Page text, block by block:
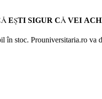
EŞTI SIGUR CĂ VEI
stoc. Prouniversitaria.ro